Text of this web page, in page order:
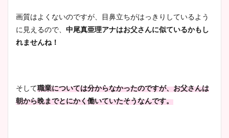
画質はよくないのですが、目鼻立ちがはっきりしているよう
に見えるので、 中尾真亜理アナはお父さんに似ているかもし
れませんね！
そして職業については分からなかったのですが、お父さんは
朝から晩までとにかく働いていたそうなんです。